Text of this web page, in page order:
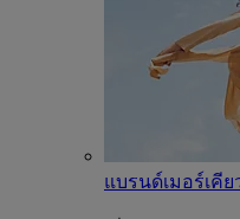
แบรนด์เมอร์เคีย